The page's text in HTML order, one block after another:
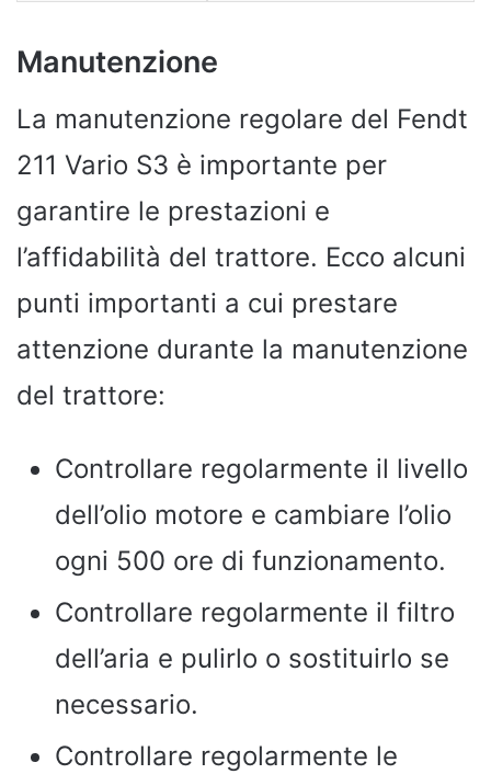
Manutenzione
La manutenzione regolare del Fendt
211 Vario S3 è importante per
garantire le prestazioni e
l’affidabilità del trattore. Ecco alcuni
punti importanti a cui prestare
attenzione durante la manutenzione
del trattore:
Controllare regolarmente il livello
dell’olio motore e cambiare l’olio
ogni 500 ore di funzionamento.
Controllare regolarmente il filtro
dell’aria e pulirlo o sostituirlo se
necessario.
Controllare regolarmente le